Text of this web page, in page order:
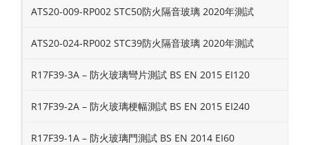
ATS20-009-RP002 STC50防火隔音玻璃 2020年測試
ATS20-024-RP002 STC39防火隔音玻璃 2020年測試
R17F39-3A – 防火玻璃彎片測試 BS EN 2015 EI120
R17F39-2A – 防火玻璃梗幅測試 BS EN 2015 EI240
R17F39-1A – 防火玻璃門測試 BS EN 2014 EI60